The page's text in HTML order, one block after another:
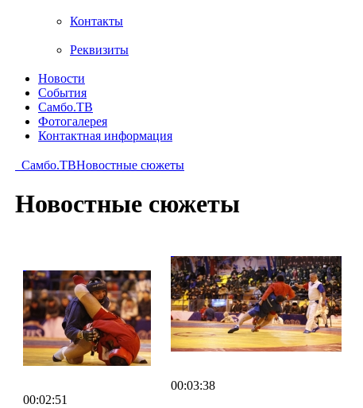
Контакты
Реквизиты
Новости
События
Самбо.ТВ
Фотогалерея
Контактная информация
Самбо.ТВНовостные сюжеты
Новостные сюжеты
00:02:51
00:03:38